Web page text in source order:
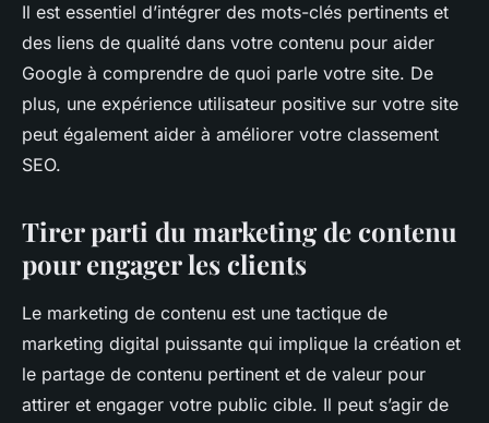
Il est essentiel d’intégrer des mots-clés pertinents et
des liens de qualité dans votre contenu pour aider
Google à comprendre de quoi parle votre site. De
plus, une expérience utilisateur positive sur votre site
peut également aider à améliorer votre classement
SEO.
Tirer parti du marketing de contenu
pour engager les clients
Le marketing de contenu est une tactique de
marketing digital puissante qui implique la création et
le partage de contenu pertinent et de valeur pour
attirer et engager votre public cible. Il peut s’agir de